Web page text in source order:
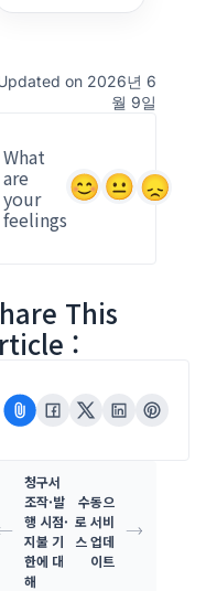
on 2026년 6
월 9일
What
are
your
feelings
This
:
청구서
조작·발
행 시점·
지불 기
한에 대
해
수동으
로 서비
스 업데
이트